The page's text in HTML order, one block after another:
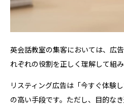
英会話教室の集客においては、広
れぞれの役割を正しく理解して組
リスティング広告は「今すぐ体験
の高い手段です。ただし、目的な